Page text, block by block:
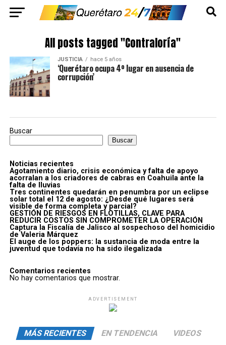
All posts tagged "Contraloría"
JUSTICIA hace 5 años
‘Querétaro ocupa 4º lugar en ausencia de
corrupción’
Buscar
Buscar
Noticias recientes
Agotamiento diario, crisis económica y falta de apoyo
acorralan a los criadores de cabras en Coahuila ante la
falta de lluvias
Tres continentes quedarán en penumbra por un eclipse
solar total el 12 de agosto: ¿Desde qué lugares será
visible de forma completa y parcial?
GESTIÓN DE RIESGOS EN FLOTILLAS, CLAVE PARA
REDUCIR COSTOS SIN COMPROMETER LA OPERACIÓN
Captura la Fiscalía de Jalisco al sospechoso del homicidio
de Valeria Márquez
El auge de los poppers: la sustancia de moda entre la
juventud que todavía no ha sido ilegalizada
Comentarios recientes
No hay comentarios que mostrar.
ADVERTISEMENT
MÁS RECIENTES EN TENDENCIA VIDEOS